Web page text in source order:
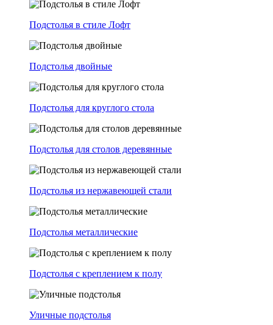
Подстолья в стиле Лофт
Подстолья двойные
Подстолья для круглого стола
Подстолья для столов деревянные
Подстолья из нержавеющей стали
Подстолья металлические
Подстолья с креплением к полу
Уличные подстолья